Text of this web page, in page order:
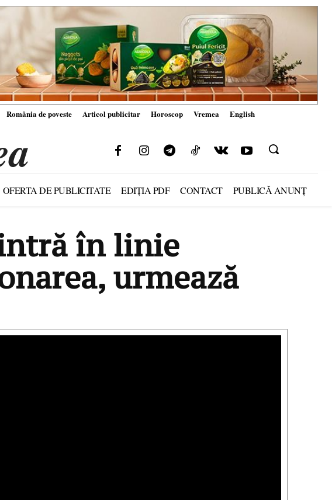
România de poveste Articol publicitar Horoscop Vremea English
OFERTA DE PUBLICITATE EDIȚIA PDF CONTACT PUBLICĂ ANUNȚ
în linie
urmează